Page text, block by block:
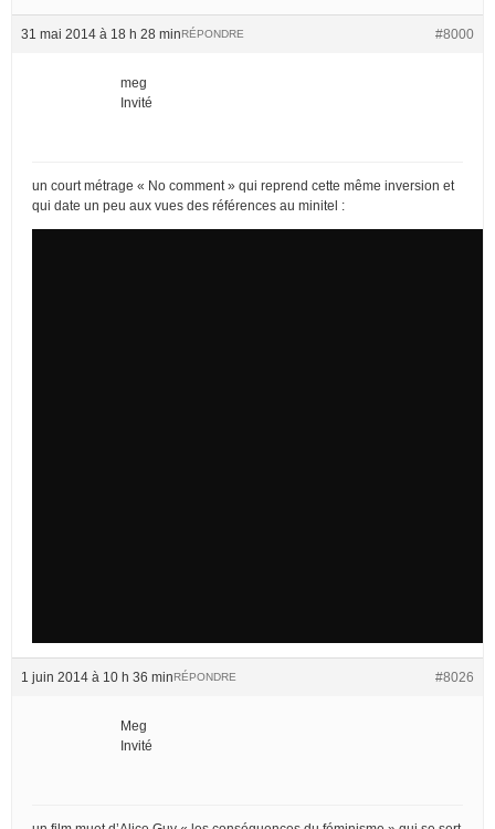
31 mai 2014 à 18 h 28 min #8000
RÉPONDRE
meg
Invité
un court métrage « No comment » qui reprend cette même inversion et
qui date un peu aux vues des références au minitel :
1 juin 2014 à 10 h 36 min #8026
RÉPONDRE
Meg
Invité